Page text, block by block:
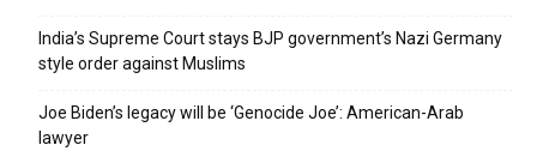
India’s Supreme Court stays BJP government’s Nazi Germany
style order against Muslims
Joe Biden’s legacy will be ‘Genocide Joe’: American-Arab
lawyer